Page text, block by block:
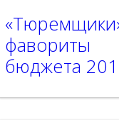
фавориты
бюджета